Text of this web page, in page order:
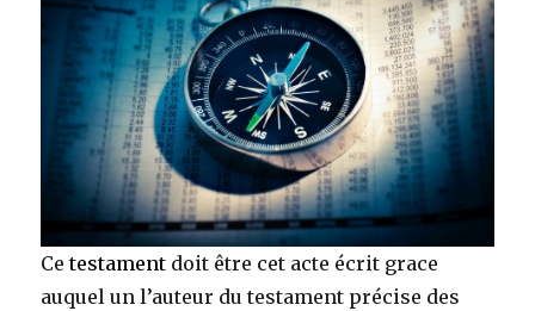
Cetestament doit être cet acte écrit grace
auquel un l’auteur du testament précise des